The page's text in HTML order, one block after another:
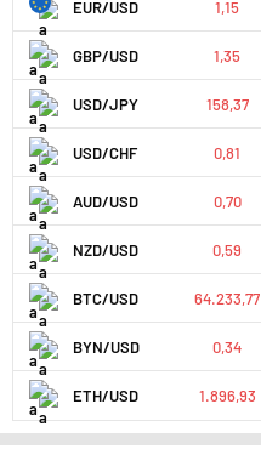
EUR/USD 1,15
GBP/USD 1,35
USD/JPY 158,37
USD/CHF 0,81
AUD/USD 0,70
NZD/USD 0,59
BTC/USD 64.233,77
BYN/USD 0,34
ETH/USD 1.896,93